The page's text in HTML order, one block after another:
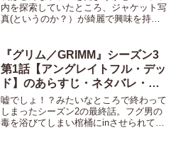
内を探索していたところ、ジャケット写
真(というのか？）が綺麗で興味を持っ
で見始めました！結果すごく面白いので
見続けることが出来そうな...
『グリム／GRIMM』シーズン3
第1話【アングレイトフル・デッ
ド】のあらすじ・ネタバレ・感
想！
嘘でしょ！？みたいなところで終わって
しまったシーズン2の最終話。フグ男の
毒を浴びてしまい棺桶にinさせられてし